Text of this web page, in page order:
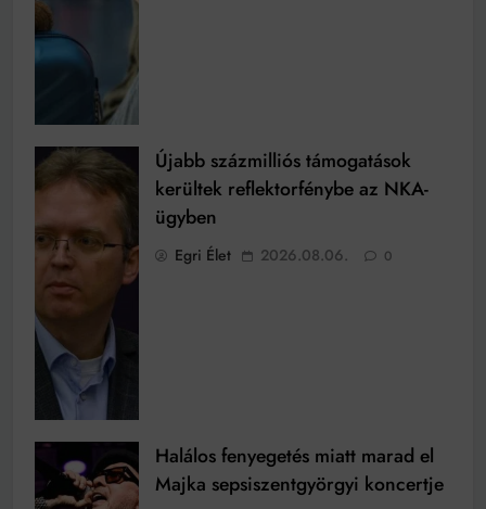
Újabb százmilliós támogatások
kerültek reflektorfénybe az NKA-
ügyben
Egri Élet 2026.08.06. 0
Halálos fenyegetés miatt marad el
Majka sepsiszentgyörgyi koncertje